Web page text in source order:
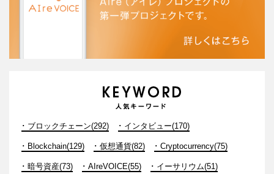
ブロックチェーン(292) インタビュー(170)
Blockchain(129) 仮想通貨(82) Cryptocurrency(75)
暗号資産(73) AIreVOICE(55) イーサリウム(51)